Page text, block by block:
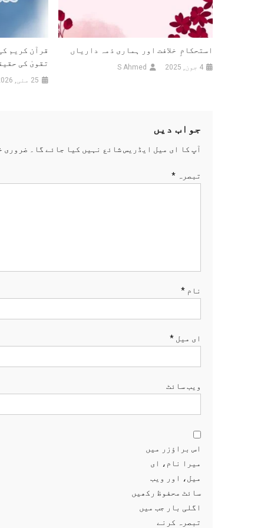
استحکامِ خلافت اور ہماری ذمہ داریاں
4 جون, 2025 S Ahmed
قرآن کریم
تقویٰ کی
25 مئی, 2026
جواب دیں
آپ کا ای میل ایڈریس شائع نہیں کیا جائے گا۔ ضروری
تبصرہ *
نام *
ای میل *
ویب‌ سائٹ
اس براؤزر میں
میرا نام، ای
میل، اور ویب
سائٹ محفوظ رکھیں
اگلی بار جب میں
تبصرہ کرنے